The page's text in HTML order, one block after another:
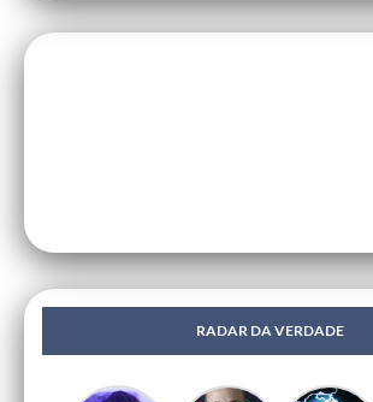
RADAR DA VERDADE